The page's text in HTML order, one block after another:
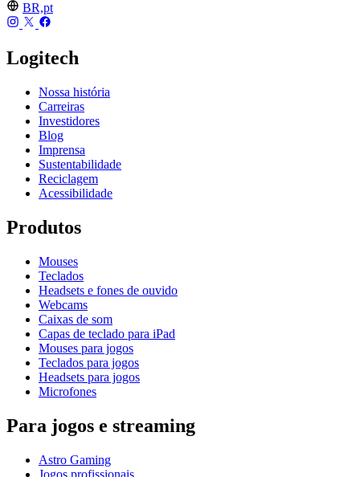
BR,pt
Logitech
Nossa história
Carreiras
Investidores
Blog
Imprensa
Sustentabilidade
Reciclagem
Acessibilidade
Produtos
Mouses
Teclados
Headsets e fones de ouvido
Webcams
Caixas de som
Capas de teclado para iPad
Mouses para jogos
Teclados para jogos
Headsets para jogos
Microfones
Para jogos e streaming
Astro Gaming
Jogos profissionais